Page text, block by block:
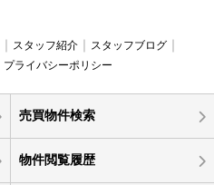
スタッフ紹介
スタッフブログ
プライバシーポリシー
売買物件検索
物件閲覧履歴